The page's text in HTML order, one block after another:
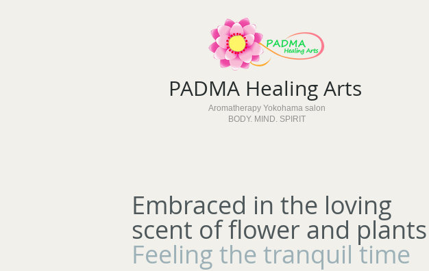
PADMA Healing Arts​
Aromatherapy Yokohama salon
BODY. MIND. SPIRIT
Embraced in the loving
scent of flower and plants
Feeling the tranquil time